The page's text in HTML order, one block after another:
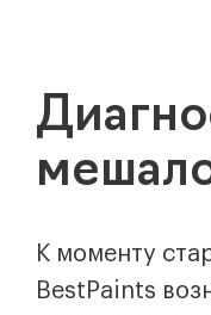
К моменту
BestPaints